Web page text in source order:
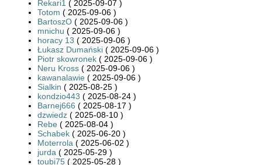
Rekari1 ( 2025-09-07 )
Totom ( 2025-09-06 )
BartoszO ( 2025-09-06 )
mnichu ( 2025-09-06 )
horacy 13 ( 2025-09-06 )
Łukasz Dumański ( 2025-09-06 )
Piotr skowronek ( 2025-09-06 )
Neru Kross ( 2025-09-06 )
kawanalawie ( 2025-09-06 )
Sialkin ( 2025-08-25 )
kondzio443 ( 2025-08-24 )
Barnej666 ( 2025-08-17 )
dzwiedz ( 2025-08-10 )
Rebe ( 2025-08-04 )
Schabek ( 2025-06-20 )
Moterrola ( 2025-06-02 )
jurda ( 2025-05-29 )
toubi75 ( 2025-05-28 )